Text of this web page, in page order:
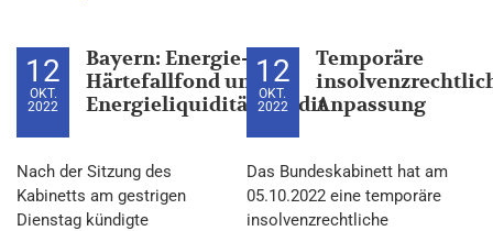
12
OKT.
2022
Bayern: Energie-
Härtefallfond und
Energieliquiditätskredit
Nach der Sitzung des
Kabinetts am gestrigen
Dienstag kündigte
12
OKT.
2022
Temporäre
Anpassung
Das Bundeskabinett hat am
05.10.2022 eine temporäre
insolvenzrechtliche